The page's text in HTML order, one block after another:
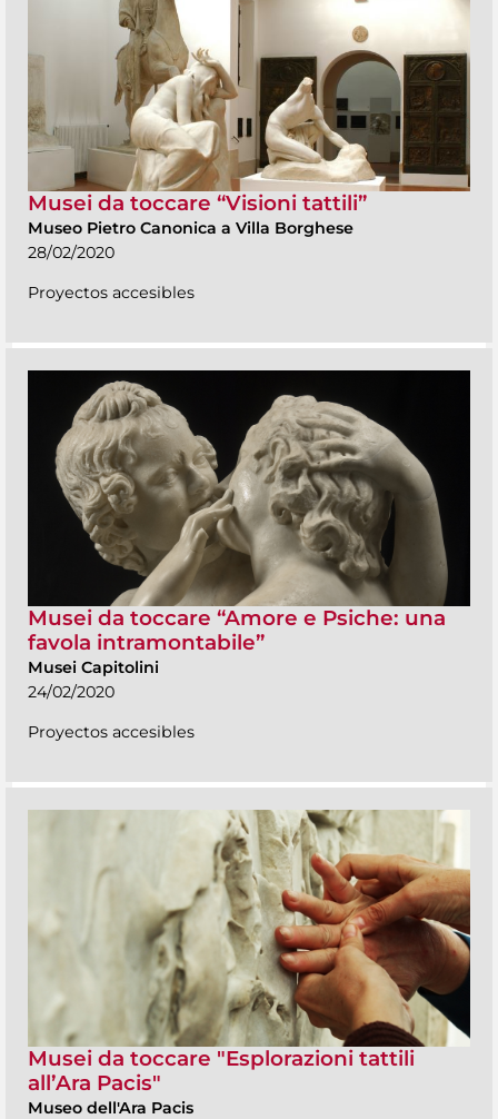
Musei da toccare “Visioni tattili”
Museo Pietro Canonica a Villa Borghese
28/02/2020
Proyectos accesibles
Musei da toccare “Amore e Psiche: una
favola intramontabile”
Musei Capitolini
24/02/2020
Proyectos accesibles
Musei da toccare "Esplorazioni tattili
all’Ara Pacis"
Museo dell'Ara Pacis